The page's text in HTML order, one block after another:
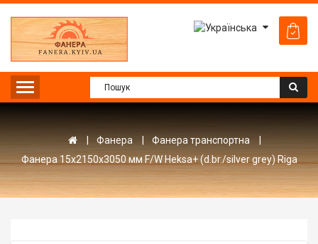
Фанера
Фанера транспортна
Фанера 15х2150х3050 мм F/W Heksa+ (d.br./silver grey) Riga